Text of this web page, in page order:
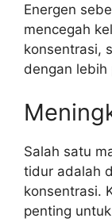
Energen
mencegah
konsentrasi,
dengan lebih
Salah satu
tidur adalah
konsentrasi.
penting